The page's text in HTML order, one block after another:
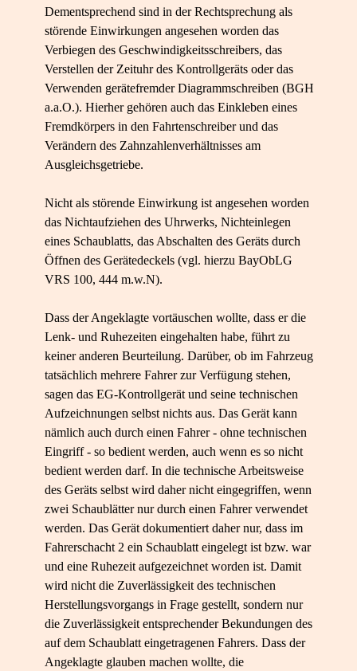
Dementsprechend sind in der Rechtsprechung als
störende Einwirkungen angesehen worden das
Verbiegen des Geschwindigkeitsschreibers, das
Verstellen der Zeituhr des Kontrollgeräts oder das
Verwenden gerätefremder Diagrammschreiben (BGH
a.a.O.). Hierher gehören auch das Einkleben eines
Fremdkörpers in den Fahrtenschreiber und das
Verändern des Zahnzahlenverhältnisses am
Ausgleichsgetriebe.
Nicht als störende Einwirkung ist angesehen worden
das Nichtaufziehen des Uhrwerks, Nichteinlegen
eines Schaublatts, das Abschalten des Geräts durch
Öffnen des Gerätedeckels (vgl. hierzu BayObLG
VRS 100, 444 m.w.N).
Dass der Angeklagte vortäuschen wollte, dass er die
Lenk- und Ruhezeiten eingehalten habe, führt zu
keiner anderen Beurteilung. Darüber, ob im Fahrzeug
tatsächlich mehrere Fahrer zur Verfügung stehen,
sagen das EG-Kontrollgerät und seine technischen
Aufzeichnungen selbst nichts aus. Das Gerät kann
nämlich auch durch einen Fahrer - ohne technischen
Eingriff - so bedient werden, auch wenn es so nicht
bedient werden darf. In die technische Arbeitsweise
des Geräts selbst wird daher nicht eingegriffen, wenn
zwei Schaublätter nur durch einen Fahrer verwendet
werden. Das Gerät dokumentiert daher nur, dass im
Fahrerschacht 2 ein Schaublatt eingelegt ist bzw. war
und eine Ruhezeit aufgezeichnet worden ist. Damit
wird nicht die Zuverlässigkeit des technischen
Herstellungsvorgangs in Frage gestellt, sondern nur
die Zuverlässigkeit entsprechender Bekundungen des
auf dem Schaublatt eingetragenen Fahrers. Dass der
Angeklagte glauben machen wollte, die